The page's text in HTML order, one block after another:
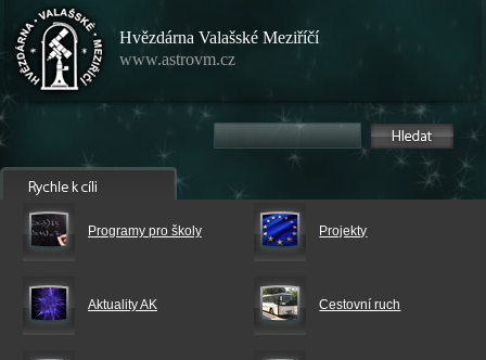
Hvězdárna Valašské Meziříčí
www.astrovm.cz
Programy pro školy Projekty
Aktuality AK Cestovní ruch